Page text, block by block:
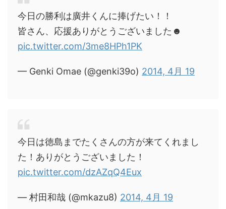
今日の勝利は廣井くんに捧げたい！！
皆さん、応援ありがとうございました☻
pic.twitter.com/3me8HPh1PK
— Genki Omae (@genki39o) 2014, 4月 19
今日は徳島までたくさんの方が来てくれまし
た！ありがとうございました！
pic.twitter.com/dzAZqQ4Eux
— 村田和哉 (@mkazu8) 2014, 4月 19